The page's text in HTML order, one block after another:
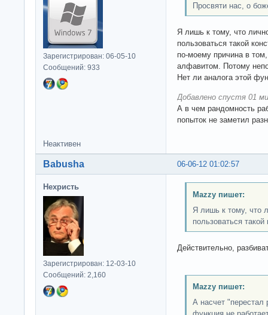
Зарегистрирован: 06-05-10
Сообщений: 933
Просвяти нас, о
Я лишь к тому, что
пользоваться такой
по-моему причина в
алфавитом. Потому
Нет ли аналога этой
Добавлено спустя 01
А в чем рандомность
попыток не заметил
Неактивен
06-06-12 01:02:57
Babusha
Нехристь
Зарегистрирован: 12-03-10
Сообщений: 2,160
Mazzy пишет:
Я лишь к тому, что
пользоваться такой
Действительно,
Mazzy пишет:
А насчет "перестал